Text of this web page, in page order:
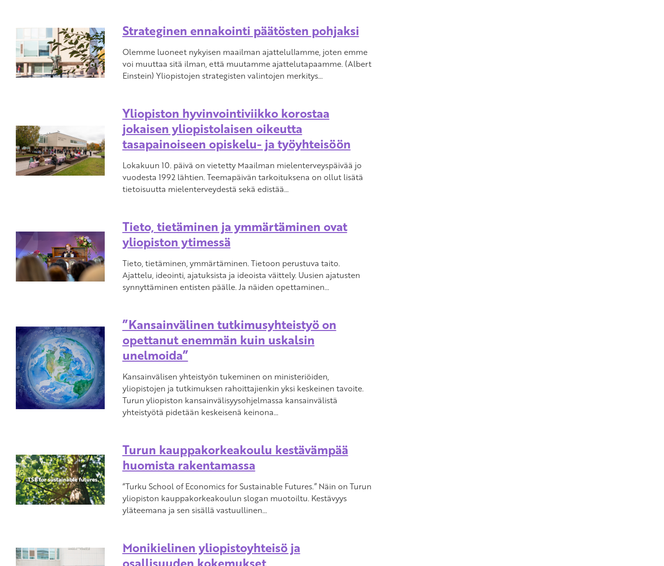
Strateginen ennakointi päätösten pohjaksi
Olemme luoneet nykyisen maailman ajattelullamme, joten emme
voi muuttaa sitä ilman, että muutamme ajattelutapaamme. (Albert
Einstein) Yliopistojen strategisten valintojen merkitys…
Yliopiston hyvinvointiviikko korostaa
jokaisen yliopistolaisen oikeutta
tasapainoiseen opiskelu- ja työyhteisöön
Lokakuun 10. päivä on vietetty Maailman mielenterveyspäivää jo
vuodesta 1992 lähtien. Teemapäivän tarkoituksena on ollut lisätä
tietoisuutta mielenterveydestä sekä edistää…
Tieto, tietäminen ja ymmärtäminen ovat
yliopiston ytimessä
Tieto, tietäminen, ymmärtäminen. Tietoon perustuva taito.
Ajattelu, ideointi, ajatuksista ja ideoista väittely. Uusien ajatusten
synnyttäminen entisten päälle. Ja näiden opettaminen…
”Kansainvälinen tutkimusyhteistyö on
opettanut enemmän kuin uskalsin
unelmoida”
Kansainvälisen yhteistyön tukeminen on ministeriöiden,
yliopistojen ja tutkimuksen rahoittajienkin yksi keskeinen tavoite.
Turun yliopiston kansainvälisyysohjelmassa kansainvälistä
yhteistyötä pidetään keskeisenä keinona…
Turun kauppakorkeakoulu kestävämpää
huomista rakentamassa
“Turku School of Economics for Sustainable Futures.” Näin on Turun
yliopiston kauppakorkeakoulun slogan muotoiltu. Kestävyys
yläteemana ja sen sisällä vastuullinen…
Monikielinen yliopistoyhteisö ja